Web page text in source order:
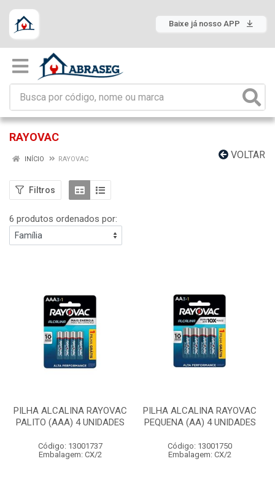
Baixe já nosso APP
RAYOVAC
VOLTAR
INÍCIO RAYOVAC
Filtros
6 produtos ordenados por:
PILHA ALCALINA RAYOVAC
PALITO (AAA) 4 UNIDADES
Código: 13001737
Embalagem: CX/2
PILHA ALCALINA RAYOVAC
PEQUENA (AA) 4 UNIDADES
Código: 13001750
Embalagem: CX/2